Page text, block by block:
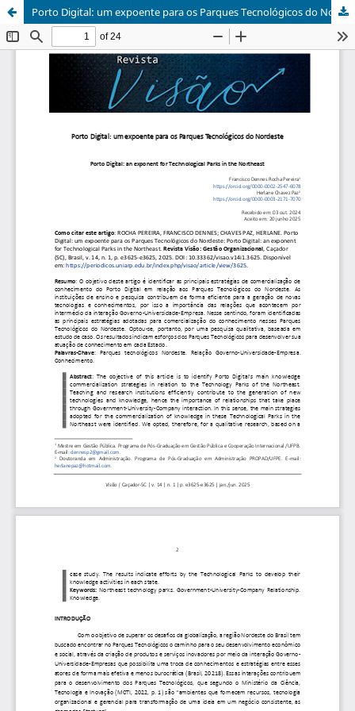
Porto Digital: um expoente para os Parques Tecnológicos do Nordeste